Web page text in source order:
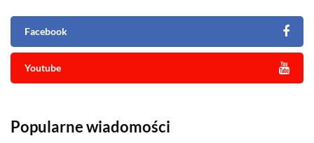
Facebook
Youtube
Popularne wiadomości